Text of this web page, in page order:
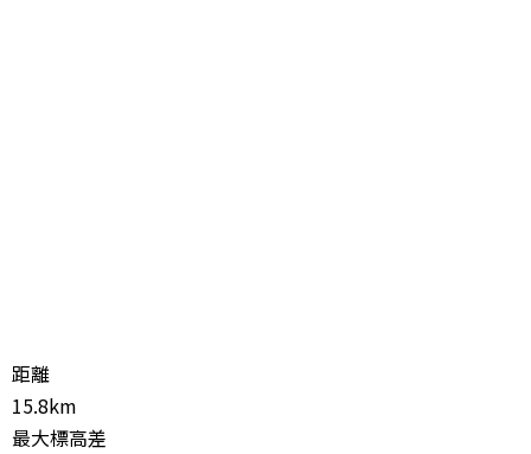
距離
15.8km
最大標高差